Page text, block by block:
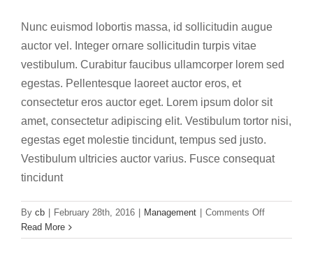
Nunc euismod lobortis massa, id sollicitudin augue
auctor vel. Integer ornare sollicitudin turpis vitae
vestibulum. Curabitur faucibus ullamcorper lorem sed
egestas. Pellentesque laoreet auctor eros, et
consectetur eros auctor eget. Lorem ipsum dolor sit
amet, consectetur adipiscing elit. Vestibulum tortor nisi,
egestas eget molestie tincidunt, tempus sed justo.
Vestibulum ultricies auctor varius. Fusce consequat
tincidunt
By cb February 28th, 2016 Management Comments Offon
finibus
Read More